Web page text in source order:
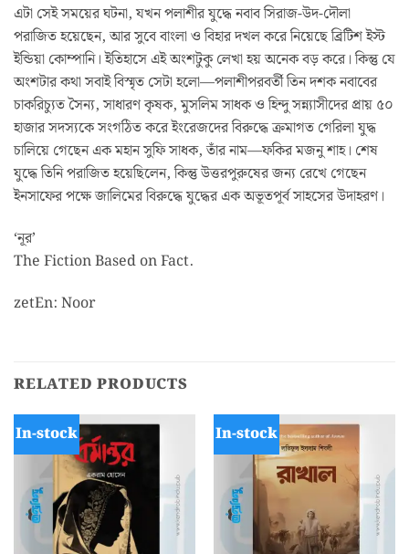
এটা সেই সময়ের ঘটনা, যখন পলাশীর যুদ্ধে নবাব সিরাজ-উদ-দৌলা
পরাজিত হয়েছেন, আর সুবে বাংলা ও বিহার দখল করে নিয়েছে ব্রিটিশ ইস্ট
ইন্ডিয়া কোম্পানি। ইতিহাসে এই অংশটুকু লেখা হয় অনেক বড় করে। কিন্তু যে
অংশটার কথা সবাই বিস্মৃত সেটা হলো—পলাশীপরবর্তী তিন দশক নবাবের
চাকরিচ্যুত সৈন্য, সাধারণ কৃষক, মুসলিম সাধক ও হিন্দু সন্ন্যাসীদের প্রায় ৫০
হাজার সদস্যকে সংগঠিত করে ইংরেজদের বিরুদ্ধে ক্রমাগত গেরিলা যুদ্ধ
চালিয়ে গেছেন এক মহান সুফি সাধক, তাঁর নাম—ফকির মজনু শাহ। শেষ
যুদ্ধে তিনি পরাজিত হয়েছিলেন, কিন্তু উত্তরপুরুষের জন্য রেখে গেছেন
ইনসাফের পক্ষে জালিমের বিরুদ্ধে যুদ্ধের এক অভূতপূর্ব সাহসের উদাহরণ।
‘নূর’
The Fiction Based on Fact.
zetEn: Noor
RELATED PRODUCTS
In-stock In-stock